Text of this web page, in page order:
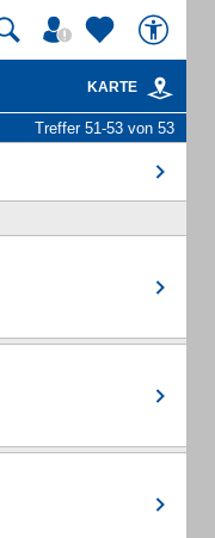
KARTE
Treffer 51-53 von 53